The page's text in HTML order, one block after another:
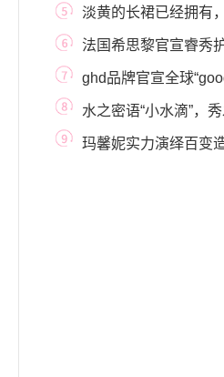
为名共绘
淡黄的长裙已经拥有
蓓绮呵守！
法国希思黎官宣睿秀
俊 天猫超级
ghd品牌官宣全球
水之密语“小水滴”，
力！玛馨妮实力演绎百变